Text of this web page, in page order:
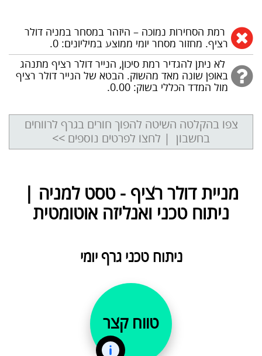
רמת הסחירות נמוכה – היזהר במסחר במניה דולר
רציף. מחזור מסחר יומי ממוצע במיליונים: 0.
לא ניתן להגדיר רמת סיכון, הנייר דולר רציף מתנהג
באופן שונה מאד מהשוק. הבטא של הנייר דולר רציף
מול המדד הכללי בשוק: 0.00.
צפו בהקלטה השיטה להפוך חורים בגרף לרווחים
בחשבון | לחצו לפרטים נוספים >>
מניית דולר רציף - טסט למניה |
ניתוח טכני ואנליזה אוטומטית
ניתוח טכני גרף יומי
טווח קצר